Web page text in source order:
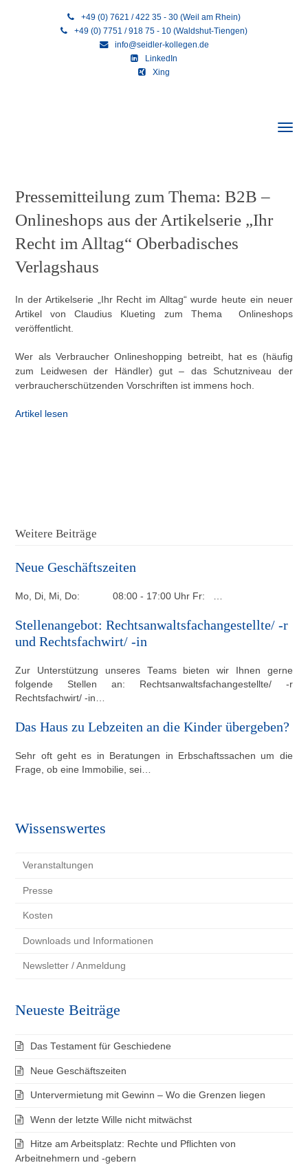
+49 (0) 7621 / 422 35 - 30 (Weil am Rhein)
+49 (0) 7751 / 918 75 - 10 (Waldshut-Tiengen)
info@seidler-kollegen.de
LinkedIn
Xing
Pressemitteilung zum Thema: B2B –
Onlineshops aus der Artikelserie „Ihr
Recht im Alltag“ Oberbadisches
Verlagshaus
In der Artikelserie „Ihr Recht im Alltag“ wurde heute ein neuer
Artikel von Claudius Klueting zum Thema Onlineshops
veröffentlicht.
Wer als Verbraucher Onlineshopping betreibt, hat es (häufig
zum Leidwesen der Händler) gut – das Schutzniveau der
verbraucherschützenden Vorschriften ist immens hoch.
Artikel lesen
Weitere Beiträge
Neue Geschäftszeiten
Mo, Di, Mi, Do: 08:00 - 17:00 Uhr Fr: …
Stellenangebot: Rechtsanwaltsfachangestellte/ -r
und Rechtsfachwirt/ -in
Zur Unterstützung unseres Teams bieten wir Ihnen gerne
folgende Stellen an: Rechtsanwaltsfachangestellte/ -r
Rechtsfachwirt/ -in…
Das Haus zu Lebzeiten an die Kinder übergeben?
Sehr oft geht es in Beratungen in Erbschaftssachen um die
Frage, ob eine Immobilie, sei…
Wissenswertes
Veranstaltungen
Presse
Kosten
Downloads und Informationen
Newsletter / Anmeldung
Neueste Beiträge
Das Testament für Geschiedene
Neue Geschäftszeiten
Untervermietung mit Gewinn – Wo die Grenzen liegen
Wenn der letzte Wille nicht mitwächst
Hitze am Arbeitsplatz: Rechte und Pflichten von
Arbeitnehmern und -gebern